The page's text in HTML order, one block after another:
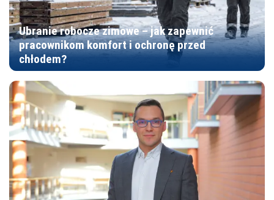
Ubranie robocze zimowe – jak zapewnić
pracownikom komfort i ochronę przed
chłodem?